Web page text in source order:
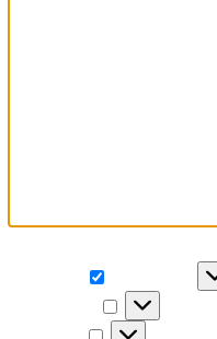
Präferenzen
Statistiken